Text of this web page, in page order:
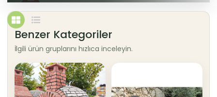
Benzer Kategoriler
İlgili ürün gruplarını hızlıca inceleyin.